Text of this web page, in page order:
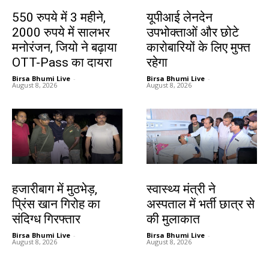
550 रुपये में 3 महीने,
2000 रुपये में सालभर
मनोरंजन, जियो ने बढ़ाया
OTT-Pass का दायरा
Birsa Bhumi Live -
August 8, 2026
यूपीआई लेनदेन
उपभोक्ताओं और छोटे
कारोबारियों के लिए मुफ्त
रहेगा
Birsa Bhumi Live -
August 8, 2026
हजारीबाग में मुठभेड़,
प्रिंस खान गिरोह का
संदिग्ध गिरफ्तार
Birsa Bhumi Live -
August 8, 2026
स्वास्थ्य मंत्री ने
अस्पताल में भर्ती छात्र से
की मुलाकात
Birsa Bhumi Live -
August 8, 2026